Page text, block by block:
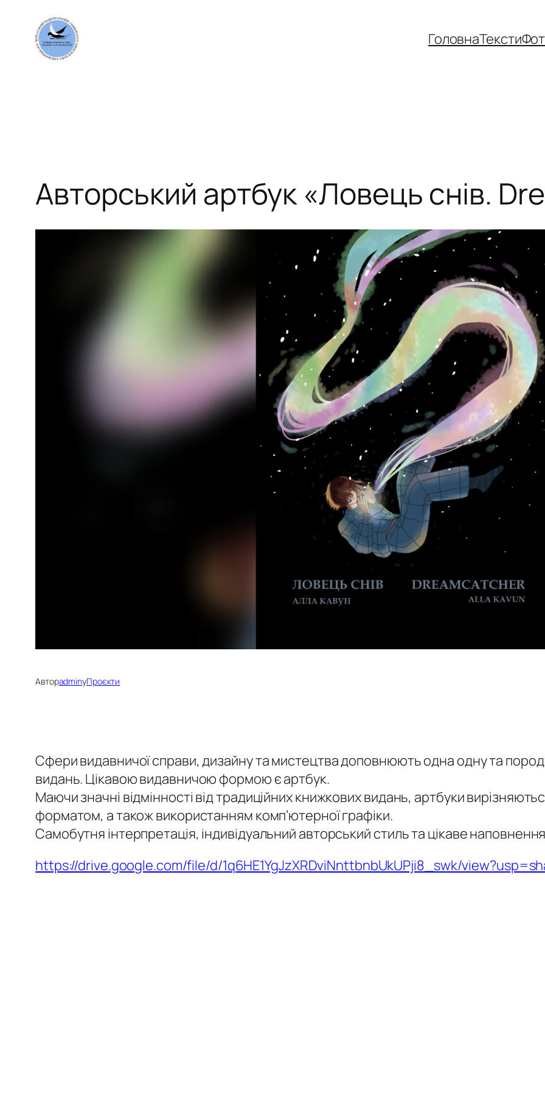
Перейти
вмісту
ГоловнаТексти
Авторський артбук «Ловець снів.
АвторadminуПроєкти
Сфери видавничої справи, дизайну та мистецтва доповнюють одна одну та
видань. Цікавою видавничою формою є артбук.
Маючи значні відмінності від традиційних книжкових видань, артбуки
форматом, а також використанням комп’ютерної графіки.
Самобутня інтерпретація, індивідуальний авторський стиль та цікаве
https://drive.google.com/file/d/1q6HE1YgJzXRDviNnttbnbUkUPji8_swk/